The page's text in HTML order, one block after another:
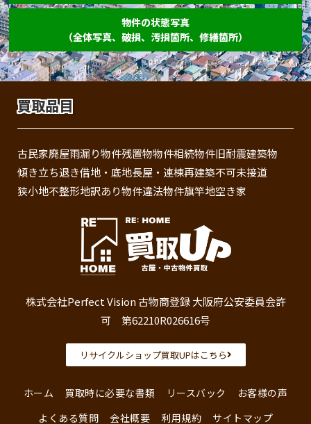
物件の状態写真
（全体写真、破損、汚損箇所、修繕箇所）
買取品目
古民家廃屋雨漏り物件残置物物件相続物件旧耐震建築物
傾き立ち退き借地・底地長屋・連棟再建築不可未接道
狭小地不整形地訳あり物件違法物件旗竿地空き家
株式会社Perfect Vision 古物商登録 大阪府公安委員会許
可 第62210R026616号
リサイクルショップ買取UPはこちら
ホーム 買取時に必要な書類 リースバック
お客様の声
よくある質問
会社概要 利用規約 サイトマップ